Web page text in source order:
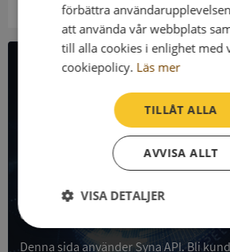
All företagsdata i
Få all denna företagsinformation
Syna API är ett blixtsnabbt API där du
registrerade företagsuppgifter,
skatteuppgifter och mycket mer på alla
och personer.
Denna sida använder Syna API. Bli
förbättra
att använda vår webbplats
till alla cookies i enlighet med
cookiepolicy. Läs mer
TILLÅT ALLA
AVVISA ALLT
VISA DETALJER
Strikt
nödvändigt
Prestanda